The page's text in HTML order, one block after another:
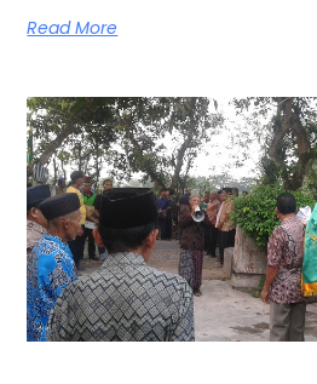
Read More